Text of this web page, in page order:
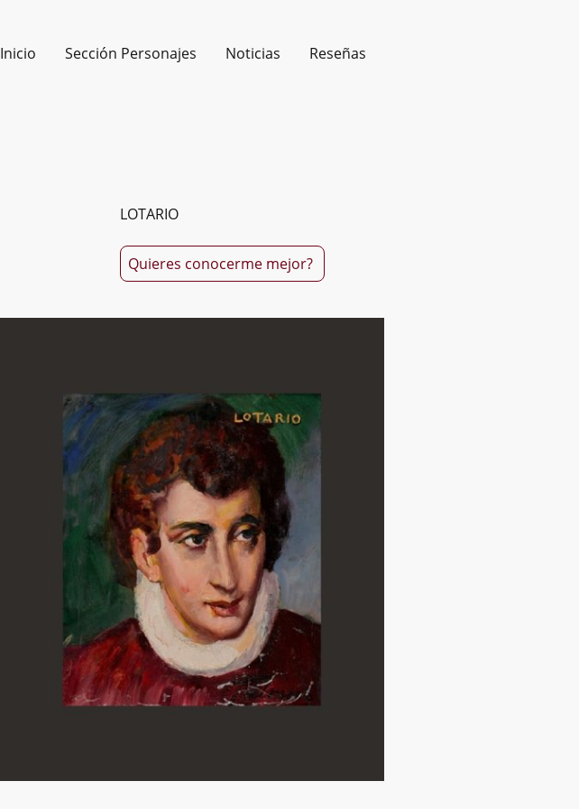
Inicio Sección Personajes Noticias Reseñas
LOTARIO
Quieres conocerme mejor?